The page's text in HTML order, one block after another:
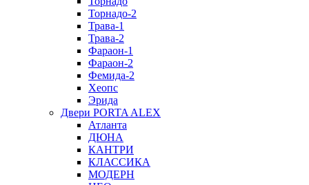
Торнадо-2
Трава-1
Трава-2
Фараон-1
Фараон-2
Фемида-2
Хеопс
Эрида
Двери PORTA ALEX
Атланта
ДЮНА
КАНТРИ
КЛАССИКА
МОДЕРН